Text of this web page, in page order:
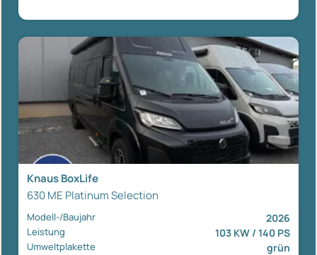
Knaus BoxLife
630 ME Platinum Selection
Modell-/Baujahr 2026
Leistung 103 KW / 140 PS
Umweltplakette grün